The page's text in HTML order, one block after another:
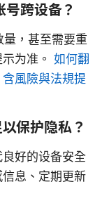
跨设备？
，甚至需要重
为准。 如何翻
風險與法規提
保护隐私？
好的设备安全
息、定期更新